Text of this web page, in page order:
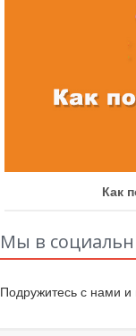
Как
Мы в
Подружитесь с нами и